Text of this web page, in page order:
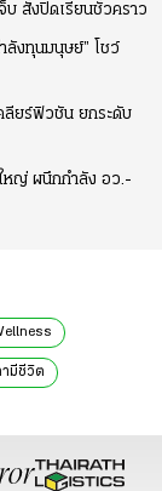
บ สั่งปิดเรียนชั่วคราว
ลังทุนมนุษย์” โชว์
ยร์ฟิวชัน ยกระดับ
หญ่ ผนึกกำลัง อว.-
มีชีวิต